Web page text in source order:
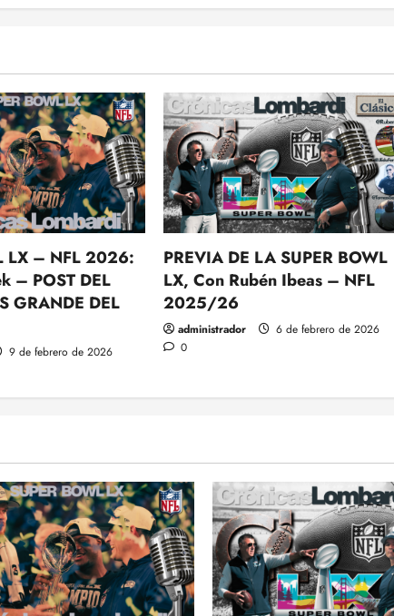
LX – NFL 2026:
– POST DEL
GRANDE DEL
9 de febrero de 2026
PREVIA DE LA SUPER BOWL
LX, Con Rubén Ibeas – NFL
2025/26
administrador
6 de febrero de 2026
0